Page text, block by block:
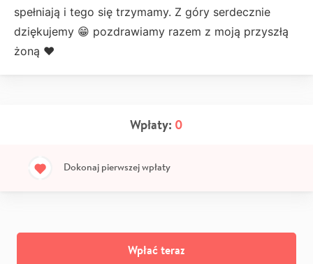
spełniają i tego się trzymamy. Z góry serdecznie
dziękujemy 😁 pozdrawiamy razem z moją przyszłą
żoną ❤️
Wpłaty: 0
Dokonaj pierwszej wpłaty
Wpłać teraz